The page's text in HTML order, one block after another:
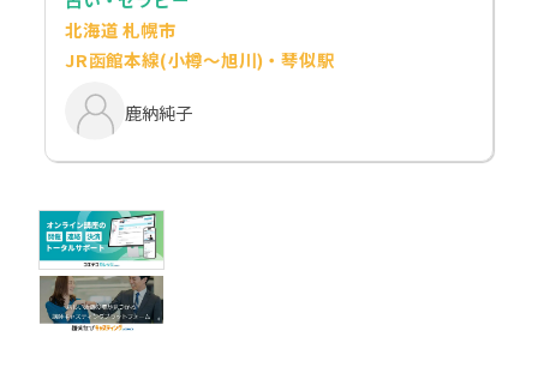
北海道 札幌市
JR函館本線(小樽～旭川)・琴似駅
鹿納純子